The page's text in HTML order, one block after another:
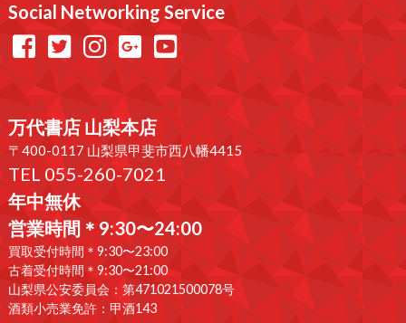
Social Networking Service
万代書店 山梨本店
〒400-0117 山梨県甲斐市西八幡4415
TEL 055-260-7021
年中無休
営業時間＊9:30〜24:00
買取受付時間＊9:30〜23:00
古着受付時間＊9:30〜21:00
山梨県公安委員会：第471021500078号
酒類小売業免許：甲酒143